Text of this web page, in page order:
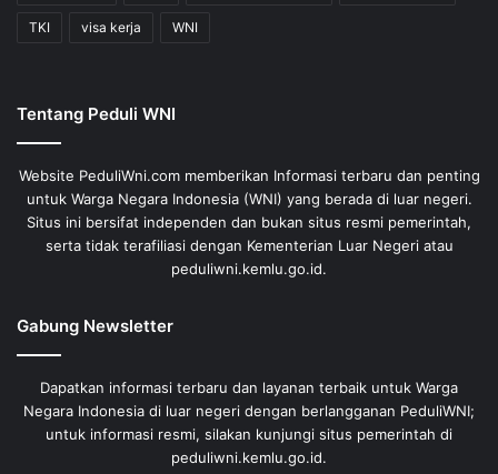
TKI visa kerja WNI
Tentang Peduli WNI
Website PeduliWni.com memberikan Informasi terbaru dan penting
untuk Warga Negara Indonesia (WNI) yang berada di luar negeri.
Situs ini bersifat independen dan bukan situs resmi pemerintah,
serta tidak terafiliasi dengan Kementerian Luar Negeri atau
peduliwni.kemlu.go.id.
Gabung Newsletter
Dapatkan informasi terbaru dan layanan terbaik untuk Warga
Negara Indonesia di luar negeri dengan berlangganan PeduliWNI;
untuk informasi resmi, silakan kunjungi situs pemerintah di
peduliwni.kemlu.go.id.